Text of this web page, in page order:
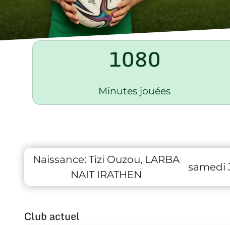
1080
Minutes jouées
Naissance: Tizi Ouzou, LARBA
NAIT IRATHEN
samedi
Club actuel